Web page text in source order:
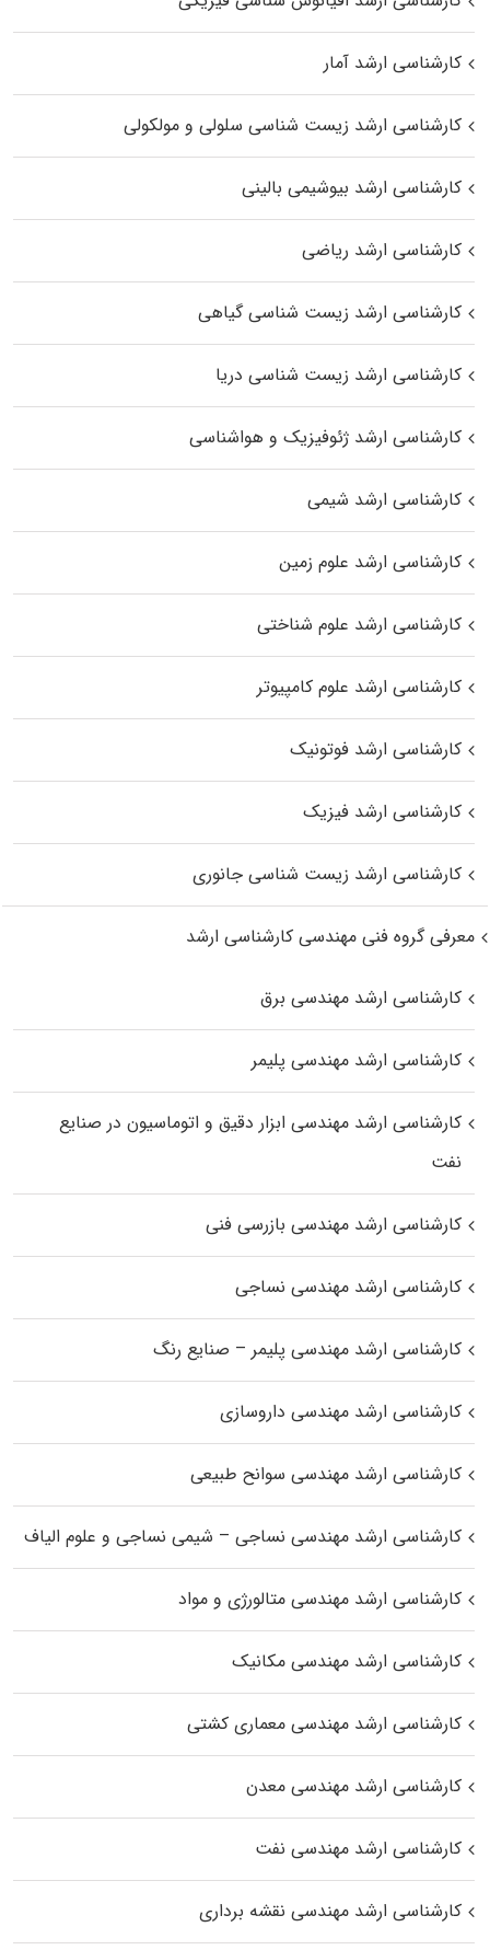
کارشناسی ارشد آمار
کارشناسی ارشد زیست شناسی سلولی و مولکولی
کارشناسی ارشد بیوشیمی بالینی
کارشناسی ارشد ریاضی
کارشناسی ارشد زیست‌ شناسی گیاهی
کارشناسی ارشد زیست‌ شناسی دریا
کارشناسی ارشد ژئوفیزیک و هواشناسی
کارشناسی ارشد شیمی
کارشناسی ارشد علوم زمین
کارشناسی ارشد علوم شناختی
کارشناسی ارشد علوم کامپیوتر
کارشناسی ارشد فوتونیک
کارشناسی ارشد فیزیک
کارشناسی ارشد زیست‌ شناسی جانوری
معرفی گروه فنی مهندسی کارشناسی ارشد
کارشناسی ارشد مهندسی برق
کارشناسی ارشد مهندسی پلیمر
کارشناسی ارشد مهندسی ابزار دقیق و اتوماسیون در صنایع
نفت
کارشناسی ارشد مهندسی بازرسی فنی
کارشناسی ارشد مهندسی نساجی
کارشناسی ارشد مهندسی پلیمر – صنایع رنگ
کارشناسی ارشد مهندسی داروسازی
کارشناسی ارشد مهندسی سوانح طبیعی
کارشناسی ارشد مهندسی نساجی – شیمی نساجی و علوم الیاف
کارشناسی ارشد مهندسی متالورژی و مواد
کارشناسی ارشد مهندسی مکانیک
کارشناسی ارشد مهندسی معماری کشتی
کارشناسی ارشد مهندسی معدن
کارشناسی ارشد مهندسی نفت
کارشناسی ارشد مهندسی نقشه برداری